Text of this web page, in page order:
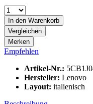
In den Warenkorb
Vergleichen
Merken
Empfehlen
Artikel-Nr.:
Hersteller: Lenovo
Layout: italienisch